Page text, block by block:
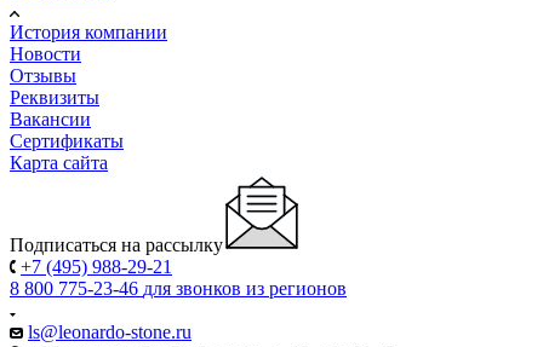
История компании
Новости
Отзывы
Реквизиты
Вакансии
Сертификаты
Карта сайта
Подписаться на рассылку
+7 (495) 988-29-21
8 800 775-23-46 для звонков из регионов
ls@leonardo-stone.ru